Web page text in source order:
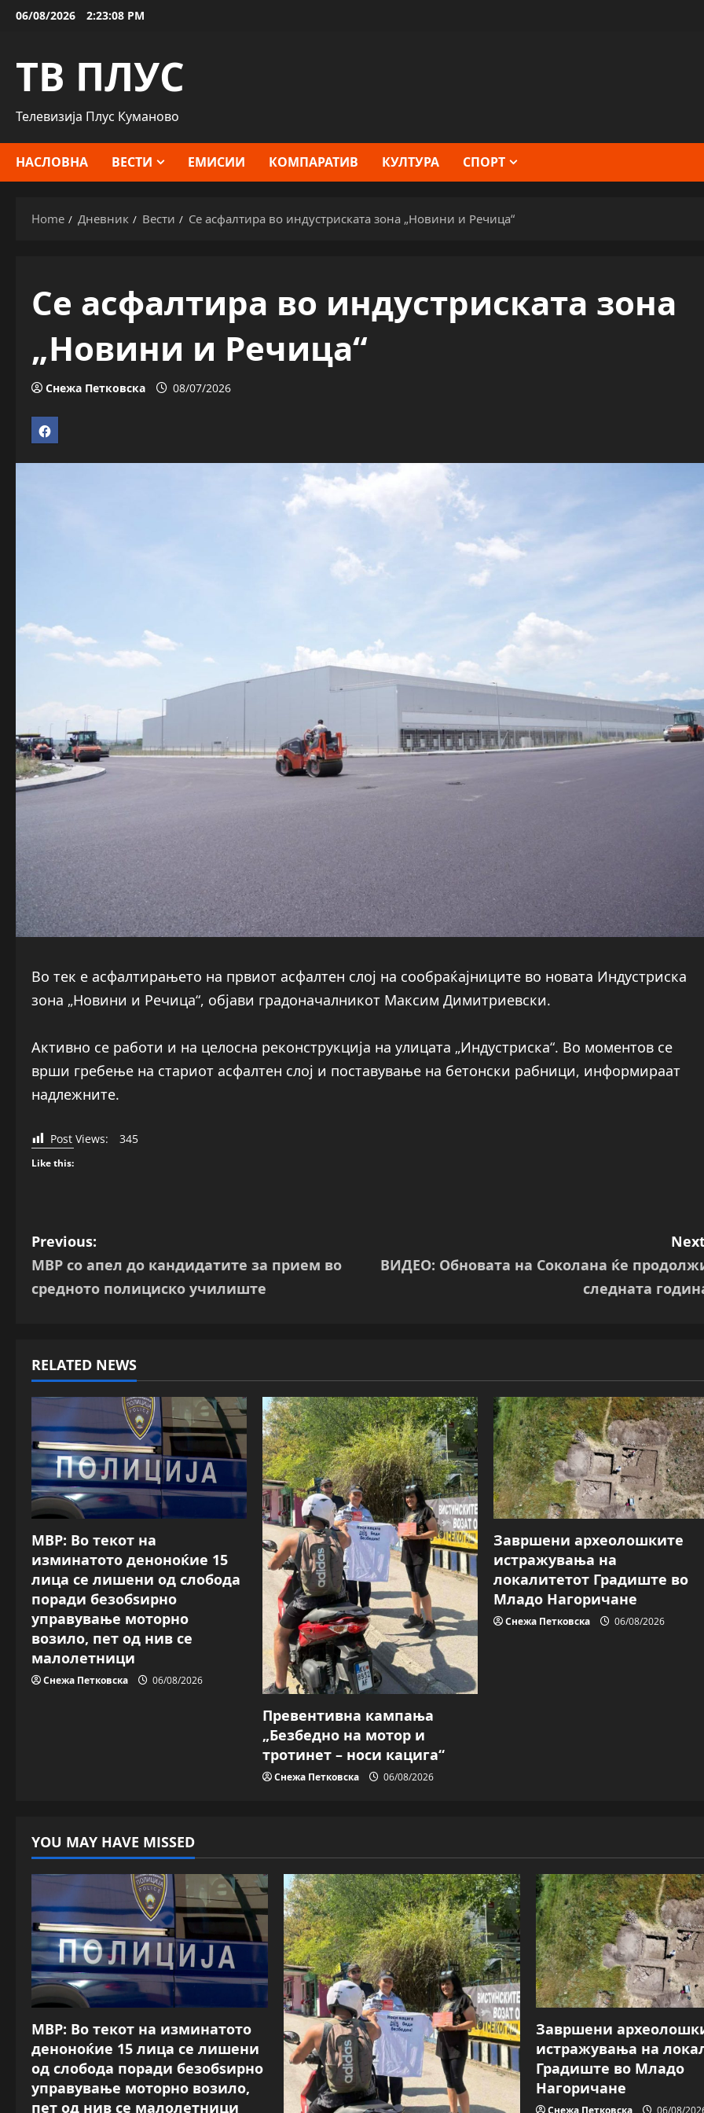
Skip06/08/2026 2:23:09 PM
ТВ ПЛУС
Телевизија Плус Куманово
НАСЛОВНА ВЕСТИ ЕМИСИИ КОМПАРАТИВ КУЛТУРА СПОРТ
Home Дневник Вести Се асфалтира во индустриската зона „Новини и Речица“
Се асфалтира во индустриската зона
„Новини и Речица“
Снежа Петковска 08/07/2026
Во тек е асфалтирањето на првиот асфалтен слој на сообраќајниците во новата Индустриска
зона „Новини и Речица“, објави градоначалникот Максим Димитриевски.
Активно се работи и на целосна реконструкција на улицата „Индустриска“. Во моментов се
врши гребење на стариот асфалтен слој и поставување на бетонски рабници, информираат
надлежните.
Post Views: 345
Like this:
P
o
n
v
i
g
a
t
i
o
n
Previous:
МВР со апел до кандидатите за прием во
средното полициско училиште
ВИДЕО: Обновата на Соколана ќе
следната
RELATED NEWS
МВР: Во текот на
изминатото деноноќие 15
лица се лишени од слобода
поради безобѕирно
управување моторно
возило, пет од нив се
малолетници
Снежа Петковска 06/08/2026
Превентивна кампања
„Безбедно на мотор и
тротинет – носи кацига“
Снежа Петковска 06/08/2026
Завршени археолошките
истражувања на
локалитетот Градиште во
Младо Нагоричане
Снежа Петковска 06/08/2026
YOU MAY HAVE MISSED
МВР: Во текот на изминатото
деноноќие 15 лица се лишени
од слобода поради безобѕирно
управување моторно возило,
пет од нив се малолетници
Завршени
истражувања на
Градиште во Младо
Нагоричане
Снежа Петковска 06/08/